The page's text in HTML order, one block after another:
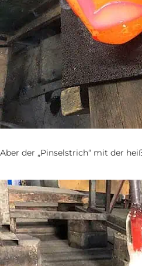
Aber der „Pinselstrich“ mit der